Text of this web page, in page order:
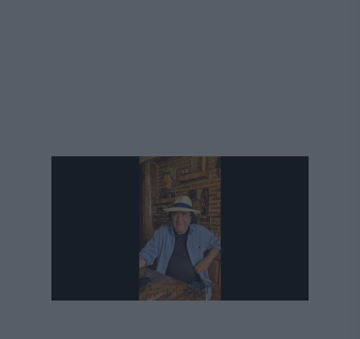
Următorul videoclip în 4